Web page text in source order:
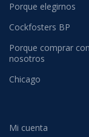
Porque elegirnos
Cockfosters BP
Porque comprar con
nosotros
Chicago
Mi cuenta